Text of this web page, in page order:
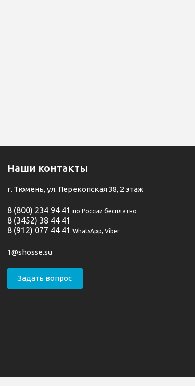
Наши контакты
г. Тюмень, ул. Перекопская 38, 2 этаж
8 (800) 234 94 41 по России бесплатно
8 (3452) 38 44 41
8 (912) 077 44 41 WhatsApp, Viber
1@shosse.su
Задать вопрос